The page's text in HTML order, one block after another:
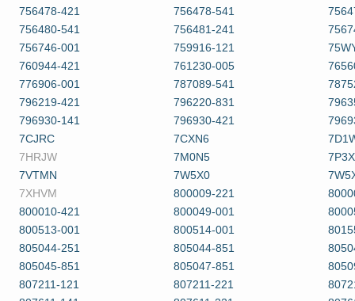
756478-421
756478-541
756480-541
756481-241
756746-001
759916-121
760944-421
761230-005
776906-001
787089-541
796219-421
796220-831
796930-141
796930-421
7CJRC
7CXN6
7HRJW
7M0N5
7VTMN
7W5X0
7XHVM
800009-221
800010-421
800049-001
800513-001
800514-001
805044-251
805044-851
805045-851
805047-851
807211-121
807211-221